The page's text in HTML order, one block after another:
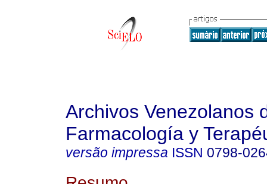
Archivos Venezolanos
Farmacología y
versão impressa ISSN 0798-